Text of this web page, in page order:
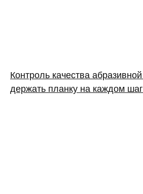
Контроль качества
держать планку на каждом